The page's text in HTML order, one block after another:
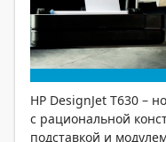
HP DesignJet T630 –
с рациональной
подставкой и